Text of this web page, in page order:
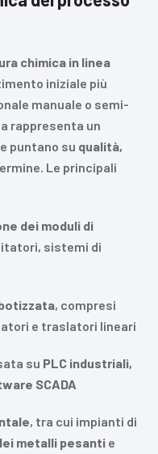
chimica in linea
iniziale più
manuale o semi-
rappresenta un
puntano su qualità,
Le principali
dei moduli di
sistemi di
, compresi
e traslatori lineari
su PLC industriali,
SCADA
, tra cui impianti di
metalli pesanti e